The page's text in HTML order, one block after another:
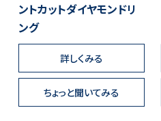
ントカットダイヤモンドリ
ング
詳しくみる
ちょっと聞いてみる